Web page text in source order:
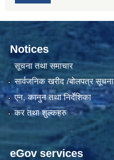
Notices
सूचना तथा समाचार
सार्वजनिक खरीद /बोलपत्र सूचना
एन, कानुन तथा निर्देशिका
कर तथा शुल्कहरु
eGov services